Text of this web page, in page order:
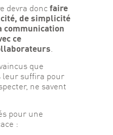
devra donc faire
de simplicité
communication
ce
.
que
leur suffira pour
ne savent
pour une
: